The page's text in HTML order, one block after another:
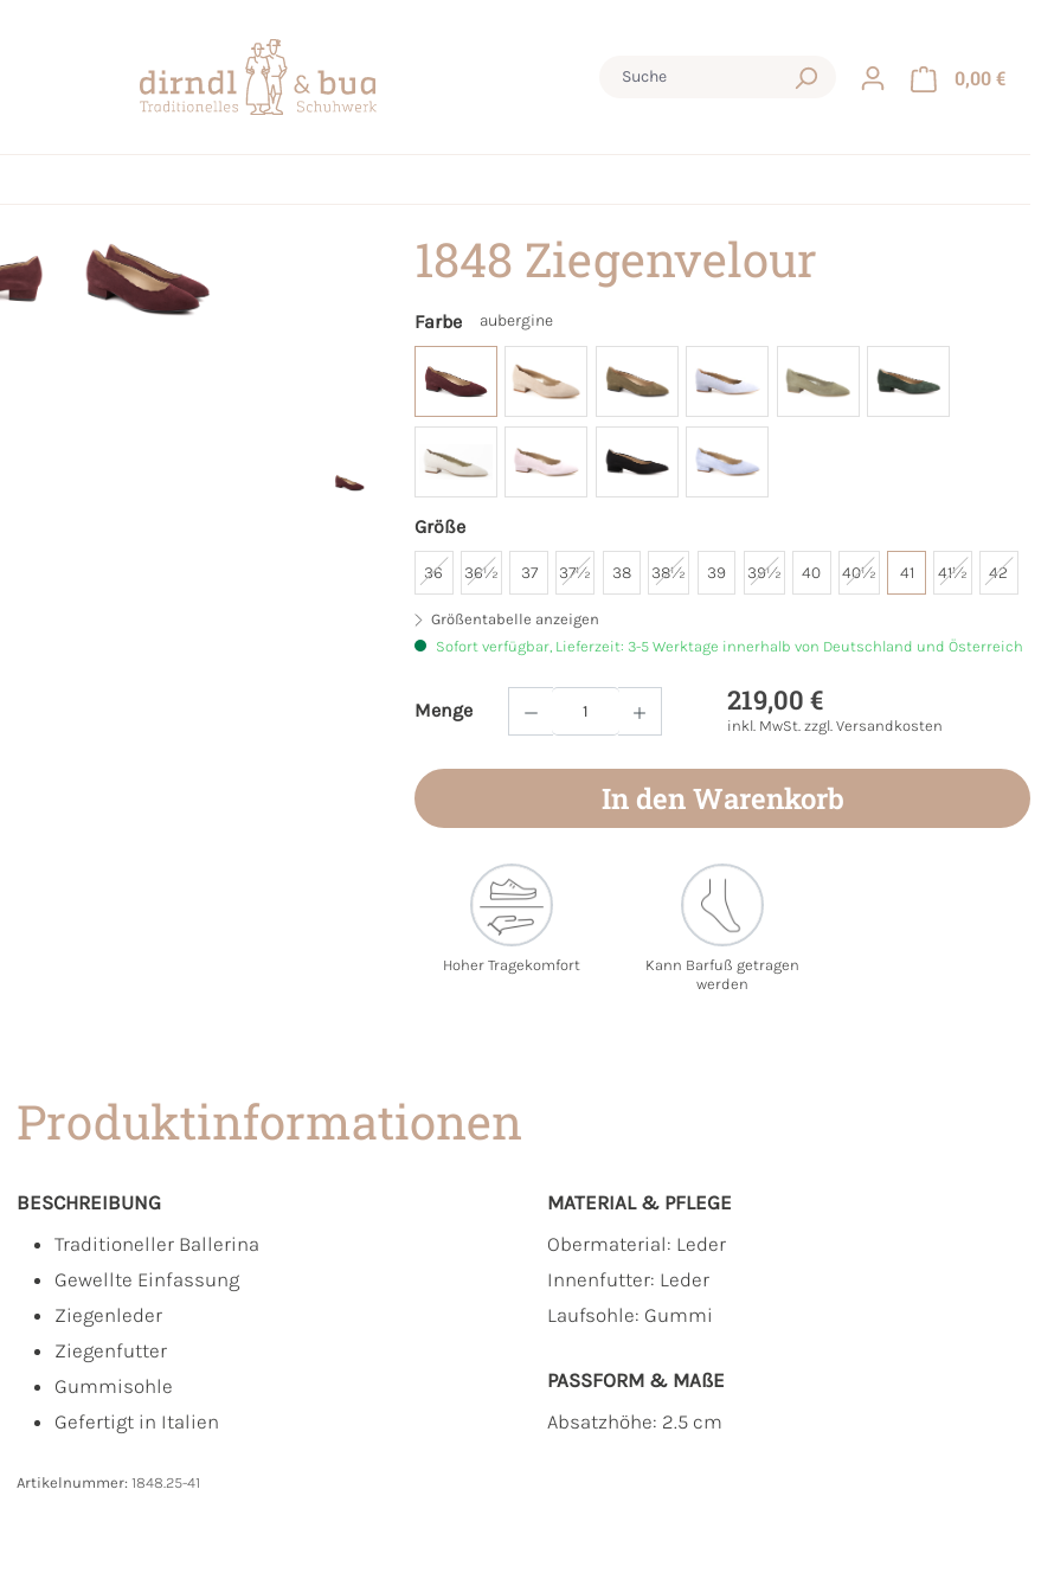
0,00 €
1848 Ziegenvelour
Farbe aubergine
Größe
36 36½ 37 37½ 38 38½ 39 39½ 40 40½ 41 41½ 42
Größentabelle anzeigen
Sofort verfügbar, Lieferzeit: 3-5 Werktage innerhalb von Deutschland und Österreich
Menge
Produkt Anzahl: Gib den gewünschten Wert ein
219,00 €
inkl. MwSt. zzgl. Versandkosten
In den Warenkorb
Hoher Tragekomfort
Kann Barfuß getragen
werden
Produktinformationen
BESCHREIBUNG
Traditioneller Ballerina
Gewellte Einfassung
Ziegenleder
Ziegenfutter
Gummisohle
Gefertigt in Italien
MATERIAL & PFLEGE
Obermaterial: Leder
Innenfutter: Leder
Laufsohle: Gummi
PASSFORM & MAẞE
Absatzhöhe: 2.5 cm
Artikelnummer: 1848.25-41